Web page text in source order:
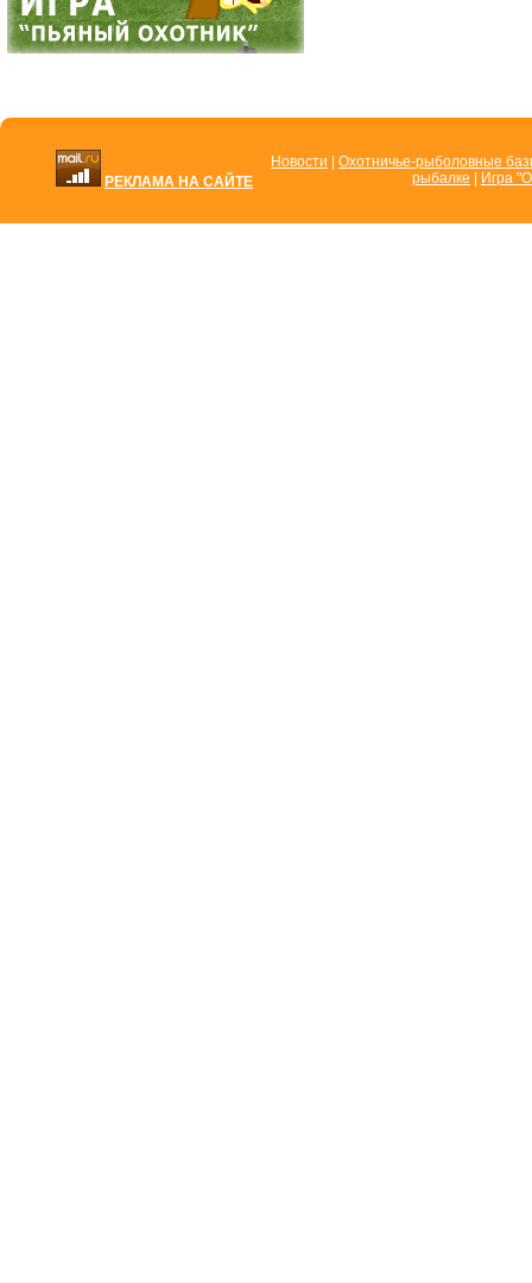
РЕКЛАМА НА САЙТЕ
Новости
Охотничье-рыболовные
рыбалке
Игра